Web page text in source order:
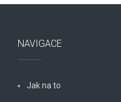
NAVIGACE
Jak na to